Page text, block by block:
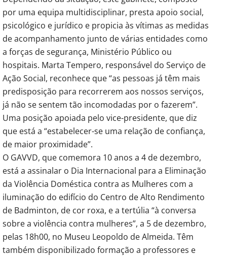
por uma equipa multidisciplinar, presta apoio social,
psicológico e jurídico e propicia às vítimas as medidas
de acompanhamento junto de várias entidades como
a forças de segurança, Ministério Público ou
hospitais. Marta Tempero, responsável do Serviço de
Ação Social, reconhece que “as pessoas já têm mais
predisposição para recorrerem aos nossos serviços,
já não se sentem tão incomodadas por o fazerem”.
Uma posição apoiada pelo vice-presidente, que diz
que está a “estabelecer-se uma relação de confiança,
de maior proximidade”.
O GAVVD, que comemora 10 anos a 4 de dezembro,
está a assinalar o Dia Internacional para a Eliminação
da Violência Doméstica contra as Mulheres com a
iluminação do edifício do Centro de Alto Rendimento
de Badminton, de cor roxa, e a tertúlia “à conversa
sobre a violência contra mulheres”, a 5 de dezembro,
pelas 18h00, no Museu Leopoldo de Almeida. Têm
também disponibilizado formação a professores e